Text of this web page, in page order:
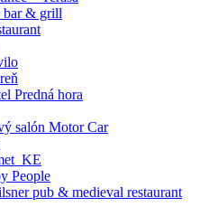
bar & grill
Predná hora
salón Motor Car
People
pub & medieval restaurant